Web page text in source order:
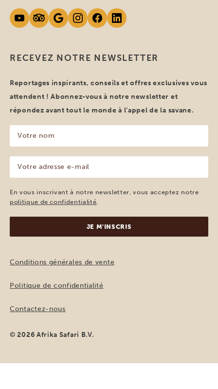
RECEVEZ NOTRE NEWSLETTER
Reportages inspirants, conseils et offres exclusives vous
attendent ! Abonnez-vous à notre newsletter et
répondez avant tout le monde à l’appel de la savane.
nom
(Nécessaire)
adresse
e-
mail
(Nécessaire)
En vous inscrivant à notre newsletter, vous acceptez notre
politique de confidentialité
Conditions générales de vente
Politique de confidentialité
Contactez-nous
© 2026 Afrika Safari B.V.